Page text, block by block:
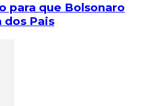
para que Bolsonaro
dos Pais